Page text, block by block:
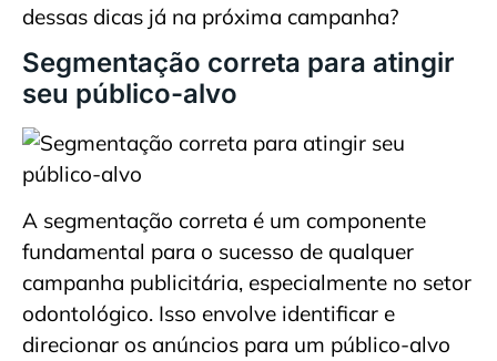
dessas dicas já na próxima campanha?
Segmentação correta para atingir
seu público-alvo
A segmentação correta é um componente
fundamental para o sucesso de qualquer
campanha publicitária, especialmente no setor
odontológico. Isso envolve identificar e
direcionar os anúncios para um público-alvo